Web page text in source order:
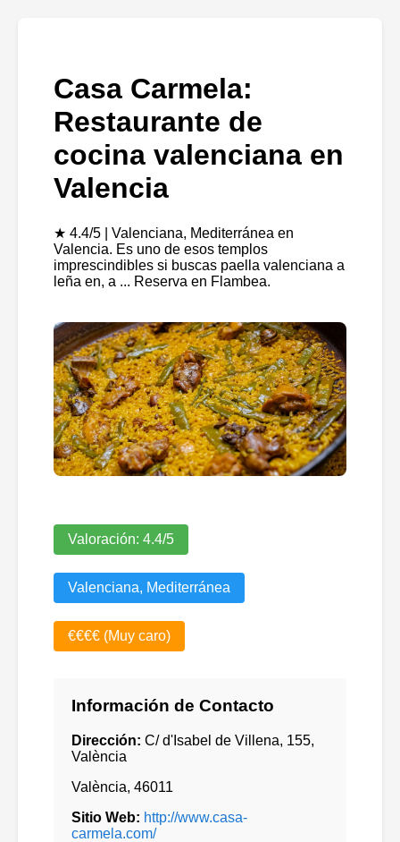
Casa Carmela:
Restaurante de
cocina valenciana en
Valencia
★ 4.4/5 | Valenciana, Mediterránea en
Valencia. Es uno de esos templos
imprescindibles si buscas paella valenciana a
leña en, a ... Reserva en Flambea.
Valoración: 4.4/5
Valenciana, Mediterránea
€€€€ (Muy caro)
Información de Contacto
Dirección: C/ d'Isabel de Villena, 155,
València
València, 46011
Sitio Web: http://www.casa-
carmela.com/